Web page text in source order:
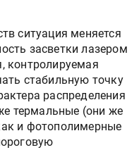
ситуация меняется
засветки лазером
контролируемая
стабильную точку
распределения
термальные (они же
и фотополимерные